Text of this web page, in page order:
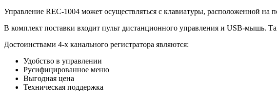
Управление REC-1004 может осуществляться с клавиатуры, расположенной
В комплект поставки входит пульт дистанционного управления и USB-мышь.
Достоинствами 4-х канального регистратора являются:
Удобство в управлении
Русифицированное меню
Выгодная цена
Техническая поддержка